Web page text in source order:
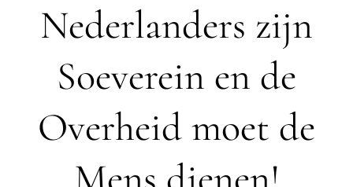
Nederlanders zijn
Soeverein en de
Overheid moet de